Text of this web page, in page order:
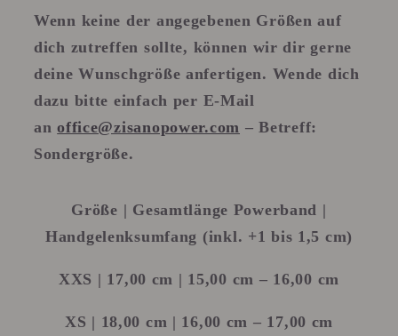
Wenn keine der angegebenen Größen auf
dich zutreffen sollte, können wir dir gerne
deine Wunschgröße anfertigen. Wende dich
dazu bitte einfach per E-Mail
anoffice@zisanopower.com – Betreff:
Sondergröße.
Größe | Gesamtlänge Powerband |
Handgelenksumfang (inkl. +1 bis 1,5 cm)
XXS | 17,00 cm | 15,00 cm – 16,00 cm
XS | 18,00 cm | 16,00 cm – 17,00 cm